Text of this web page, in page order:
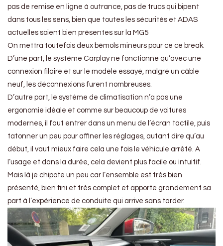
pas de remise en ligne à outrance, pas de trucs qui bipent
dans tous les sens, bien que toutes les sécurités et ADAS
actuelles soient bien présentes sur la MG5
On mettra toutefois deux bémols mineurs pour ce ce break.
D’une part, le système Carplay ne fonctionne qu’avec une
connexion filaire et sur le modèle essayé, malgré un câble
neuf, les déconnexions furent nombreuses.
D’autre part, le système de climatisation n’a pas une
ergonomie idéale et comme sur beaucoup de voitures
modernes, il faut entrer dans un menu de l’écran tactile, puis
tatonner un peu pour affiner les réglages, autant dire qu’au
début, il vaut mieux faire cela une fois le véhicule arrêté. A
l’usage et dans la durée, cela devient plus facile ou intuitif.
Mais là je chipote un peu car l’ensemble est très bien
présenté, bien fini et très complet et apporte grandement sa
part à l’expérience de conduite qui arrive sans tarder.